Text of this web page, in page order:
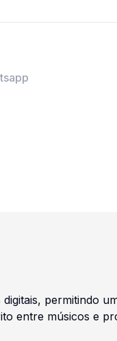
permitindo
entre músicos e